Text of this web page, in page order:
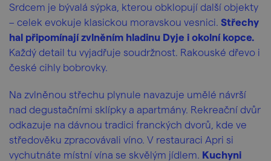
Srdcem je bývalá sýpka, kterou obklopují další objekty
– celek evokuje klasickou moravskou vesnici. Střechy
hal připomínají zvlněním hladinu Dyje i okolní kopce.
Každý detail tu vyjadřuje soudržnost. Rakouské dřevo i
české cihly bobrovky.
Na zvlněnou střechu plynule navazuje umělé návrší
nad degustačními sklípky a apartmány. Rekreační dvůr
odkazuje na dávnou tradici franckých dvorů, kde ve
středověku zpracovávali víno. V restauraci Apri si
vychutnáte místní vína se skvělým jídlem. Kuchyni